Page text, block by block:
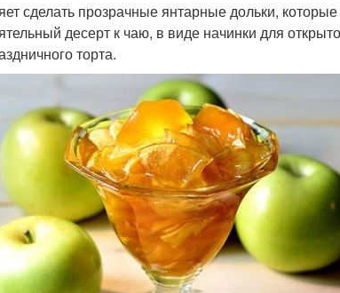
сделать прозрачные янтарные дольки,
десерт к чаю, в виде начинки для
торта.